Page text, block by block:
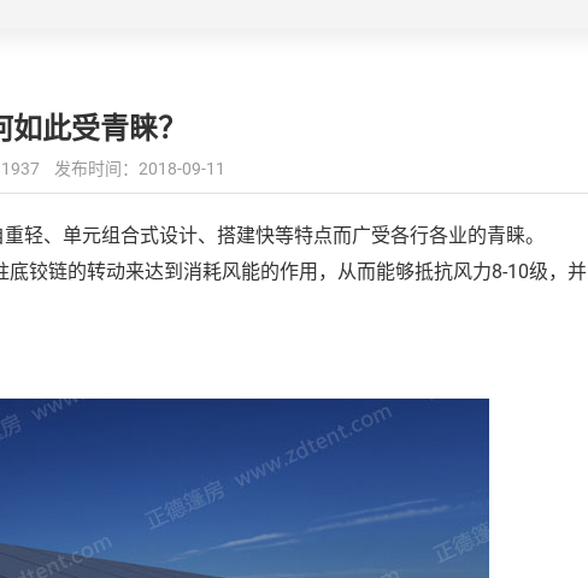
此受青睐？
发布时间：2018-09-11
轻、单元组合式设计、搭建快等特点而广受各行各业的青睐。
铰链的转动来达到消耗风能的作用，从而能够抵抗风力8-10级，并